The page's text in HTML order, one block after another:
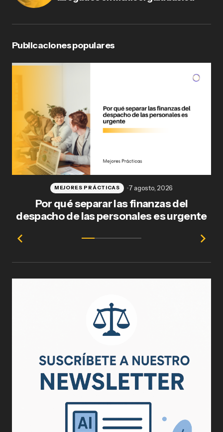
Publicaciones populares
Por qué separar las finanzas del
despacho de las personales es urgente
MEJORES PRÁCTICAS 7 agosto, 2026